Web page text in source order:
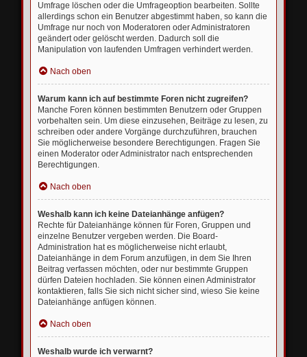
Umfrage löschen oder die Umfrageoption bearbeiten. Sollte
allerdings schon ein Benutzer abgestimmt haben, so kann die
Umfrage nur noch von Moderatoren oder Administratoren
geändert oder gelöscht werden. Dadurch soll die
Manipulation von laufenden Umfragen verhindert werden.
Nach oben
Warum kann ich auf bestimmte Foren nicht zugreifen?
Manche Foren können bestimmten Benutzern oder Gruppen
vorbehalten sein. Um diese einzusehen, Beiträge zu lesen, zu
schreiben oder andere Vorgänge durchzuführen, brauchen
Sie möglicherweise besondere Berechtigungen. Fragen Sie
einen Moderator oder Administrator nach entsprechenden
Berechtigungen.
Nach oben
Weshalb kann ich keine Dateianhänge anfügen?
Rechte für Dateianhänge können für Foren, Gruppen und
einzelne Benutzer vergeben werden. Die Board-
Administration hat es möglicherweise nicht erlaubt,
Dateianhänge in dem Forum anzufügen, in dem Sie Ihren
Beitrag verfassen möchten, oder nur bestimmte Gruppen
dürfen Dateien hochladen. Sie können einen Administrator
kontaktieren, falls Sie sich nicht sicher sind, wieso Sie keine
Dateianhänge anfügen können.
Nach oben
Weshalb wurde ich verwarnt?